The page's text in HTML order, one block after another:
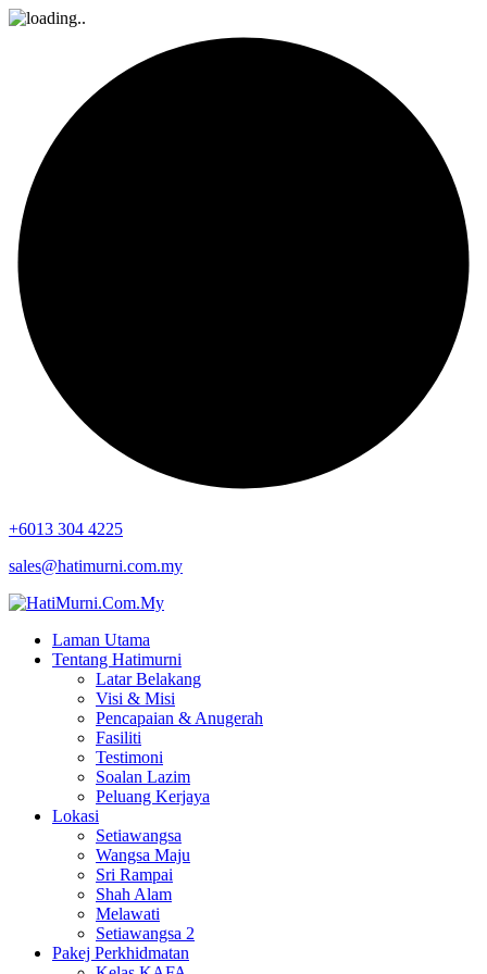
+6013 304 4225
sales@hatimurni.com.my
Laman Utama
Tentang Hatimurni
Latar Belakang
Visi & Misi
Pencapaian & Anugerah
Fasiliti
Testimoni
Soalan Lazim
Peluang Kerjaya
Lokasi
Setiawangsa
Wangsa Maju
Sri Rampai
Shah Alam
Melawati
Setiawangsa 2
Pakej Perkhidmatan